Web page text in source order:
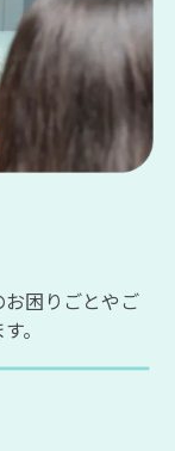
困りごとやご
。